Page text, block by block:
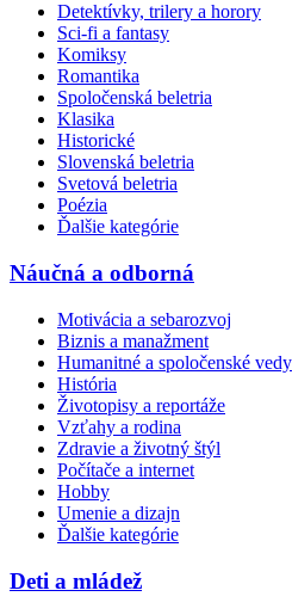
Detektívky, trilery a horory
Sci-fi a fantasy
Komiksy
Romantika
Spoločenská beletria
Klasika
Historické
Slovenská beletria
Svetová beletria
Poézia
Ďalšie kategórie
Náučná a odborná
Motivácia a sebarozvoj
Biznis a manažment
Humanitné a spoločenské vedy
História
Životopisy a reportáže
Vzťahy a rodina
Zdravie a životný štýl
Počítače a internet
Hobby
Umenie a dizajn
Ďalšie kategórie
Deti a mládež